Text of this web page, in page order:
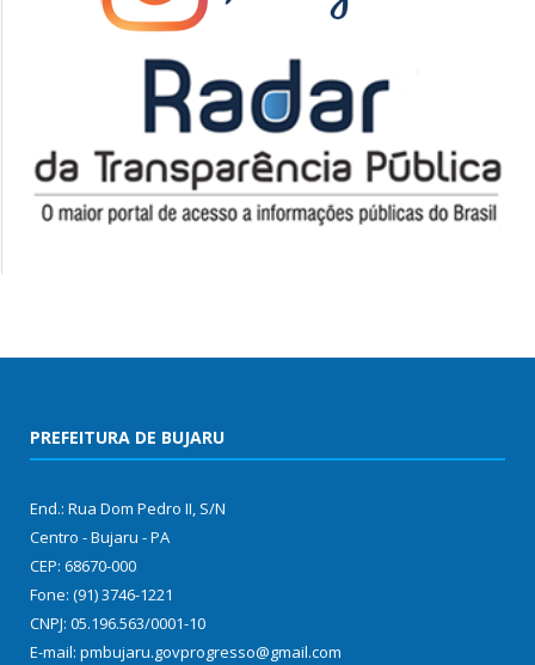
PREFEITURA DE BUJARU
End.: Rua Dom Pedro II, S/N
Centro - Bujaru - PA
CEP: 68670-000
Fone: (91) 3746-1221
CNPJ: 05.196.563/0001-10
E-mail: pmbujaru.govprogresso@gmail.com